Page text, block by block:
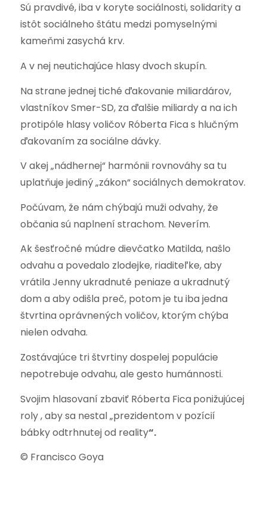
Sú pravdivé, iba v koryte sociálnosti, solidarity a
istôt sociálneho štátu medzi pomyselnými
kameňmi zasychá krv.
A v nej neutichajúce hlasy dvoch skupín.
Na strane jednej tiché ďakovanie miliardárov,
vlastníkov Smer-SD, za ďalšie miliardy a na ich
protipóle hlasy voličov Róberta Fica s hlučným
ďakovaním za sociálne dávky.
V akej „nádhernej“ harmónii rovnováhy sa tu
uplatňuje jediný „zákon“ sociálnych demokratov.
Počúvam, že nám chýbajú muži odvahy, že
občania sú naplnení strachom. Neverím.
Ak šesťročné múdre dievčatko Matilda, našlo
odvahu a povedalo zlodejke, riaditeľke, aby
vrátila Jenny ukradnuté peniaze a ukradnutý
dom a aby odišla preč, potom je tu iba jedna
štvrtina oprávnených voličov, ktorým chýba
nielen odvaha.
Zostávajúce tri štvrtiny dospelej populácie
nepotrebuje odvahu, ale gesto humánnosti.
Svojim hlasovaní zbaviť Róberta Fica ponižujúcej
roly , aby sa nestal „prezidentom v pozícií
bábky odtrhnutej od reality“.
© Francisco Goya